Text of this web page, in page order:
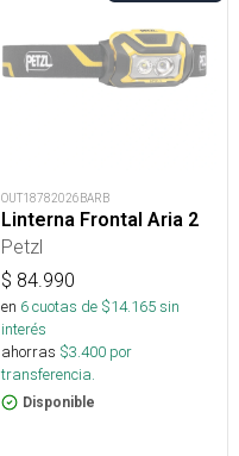
OUT18782026BARB
Linterna Frontal Aria 2
Petzl
$ 84.990
en 6cuotas de $14.165sin
interés
ahorras $3.400 por
transferencia.
Disponible